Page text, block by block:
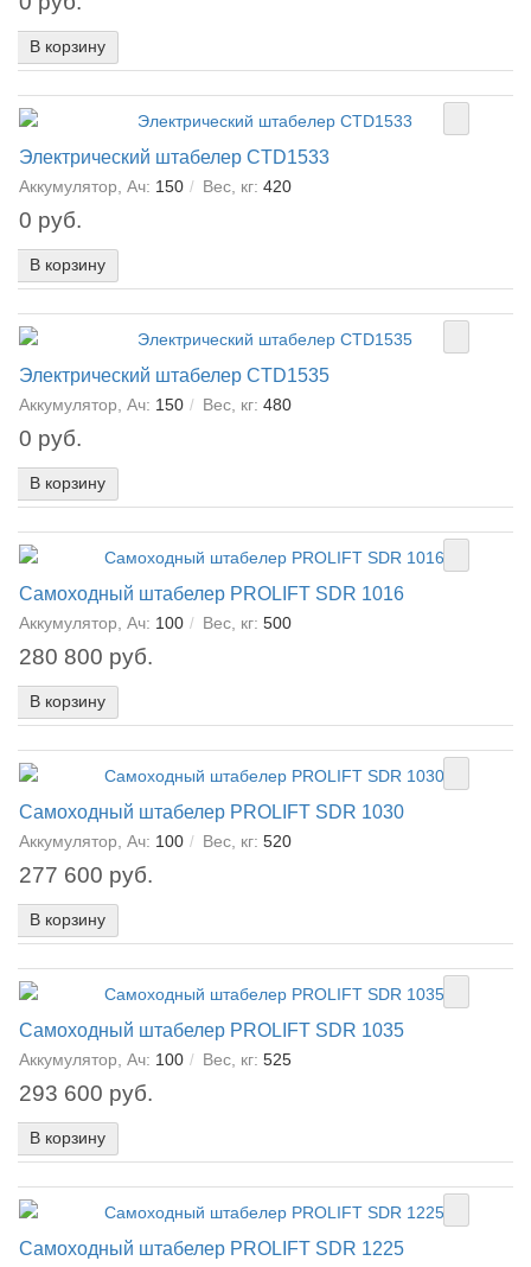
В корзину
Электрический штабелер CTD1533
Аккумулятор, Ач: 150 Вес, кг: 420
0 руб.
В корзину
Электрический штабелер CTD1535
Аккумулятор, Ач: 150 Вес, кг: 480
0 руб.
В корзину
Самоходный штабелер PROLIFT SDR 1016
Аккумулятор, Ач: 100 Вес, кг: 500
280 800 руб.
В корзину
Самоходный штабелер PROLIFT SDR 1030
Аккумулятор, Ач: 100 Вес, кг: 520
277 600 руб.
В корзину
Самоходный штабелер PROLIFT SDR 1035
Аккумулятор, Ач: 100 Вес, кг: 525
293 600 руб.
В корзину
Самоходный штабелер PROLIFT SDR 1225